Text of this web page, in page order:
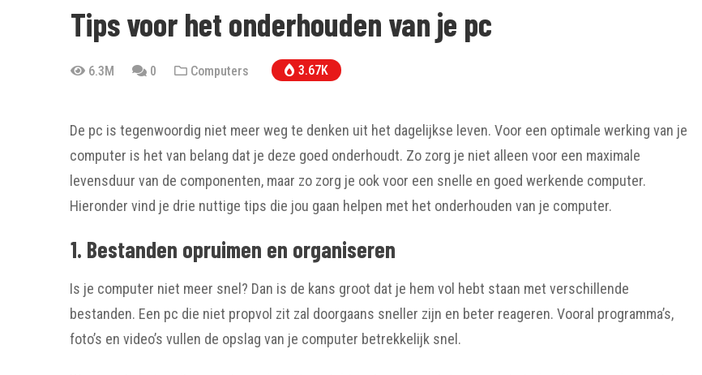
Tips voor het onderhouden van je pc
6.3M 0 Computers 3.67K
De pc is tegenwoordig niet meer weg te denken uit het dagelijkse leven. Voor een optimale werking van je
computer is het van belang dat je deze goed onderhoudt. Zo zorg je niet alleen voor een maximale
levensduur van de componenten, maar zo zorg je ook voor een snelle en goed werkende computer.
Hieronder vind je drie nuttige tips die jou gaan helpen met het onderhouden van je computer.
1. Bestanden opruimen en organiseren
Is je computer niet meer snel? Dan is de kans groot dat je hem vol hebt staan met verschillende
bestanden. Een pc die niet propvol zit zal doorgaans sneller zijn en beter reageren. Vooral programma’s,
foto’s en video’s vullen de opslag van je computer betrekkelijk snel.